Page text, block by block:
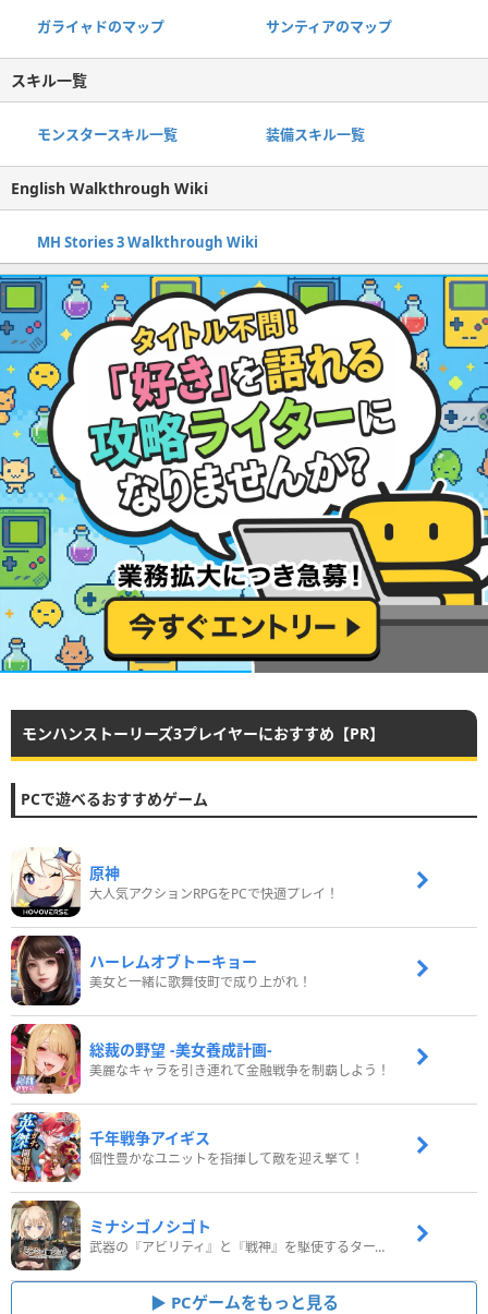
ガライャドのマップ サンティアのマップ
スキル一覧
モンスタースキル一覧 装備スキル一覧
English Walkthrough Wiki
MH Stories 3 Walkthrough Wiki
モンハンストーリーズ3プレイヤーにおすすめ【PR】
PCで遊べるおすすめゲーム
原神
大人気アクションRPGをPCで快適プレイ！
ハーレムオブトーキョー
美女と一緒に歌舞伎町で成り上がれ！
総裁の野望 -美女養成計画-
美麗なキャラを引き連れて金融戦争を制覇しよう！
千年戦争アイギス
個性豊かなユニットを指揮して敵を迎え撃て！
ミナシゴノシゴト
武器の『アビリティ』と『戦神』を駆使するターン制コマンドバトルRPG！
PCゲームをもっと見る